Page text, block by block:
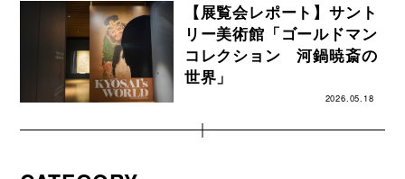
【展覧会レポート】サント
リー美術館「ゴールドマン
コレクション 河鍋暁斎の
世界」
2026.05.18